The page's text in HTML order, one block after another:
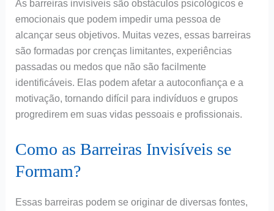
As barreiras invisíveis são obstáculos psicológicos e
emocionais que podem impedir uma pessoa de
alcançar seus objetivos. Muitas vezes, essas barreiras
são formadas por crenças limitantes, experiências
passadas ou medos que não são facilmente
identificáveis. Elas podem afetar a autoconfiança e a
motivação, tornando difícil para indivíduos e grupos
progredirem em suas vidas pessoais e profissionais.
Como as Barreiras Invisíveis se
Formam?
Essas barreiras podem se originar de diversas fontes,